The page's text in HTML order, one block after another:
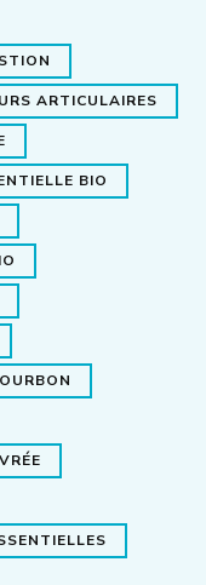
ARTICULAIRES
BIO